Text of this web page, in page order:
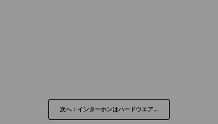
次へ：インターホンはハードウエア…